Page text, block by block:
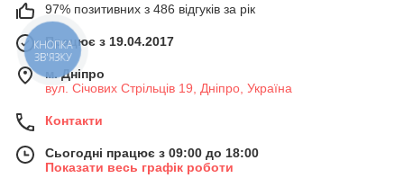
97% позитивних з 486 відгуків за рік
Працює з 19.04.2017
м. Дніпро
вул. Січових Стрільців 19, Дніпро, Україна
Контакти
Сьогодні працює з 09:00 до 18:00
Показати весь графік роботи
КНОПКА
ЗВ'ЯЗКУ